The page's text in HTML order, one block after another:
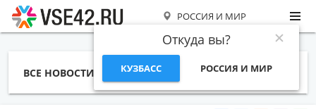
РОССИЯ И МИР
Откуда вы?
КУЗБАСС РОССИЯ И МИР
ВСЕ НОВОСТИ СТАТЬИ ТЕМЫ ФОТО